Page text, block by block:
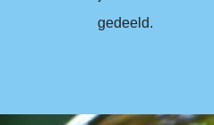
gedeeld.